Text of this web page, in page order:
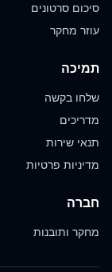
סיכום סרטונים
עוזר מחקר
תמיכה
שלחו בקשה
מדריכים
תנאי שירות
מדיניות פרטיות
חברה
מחקר ותובנות